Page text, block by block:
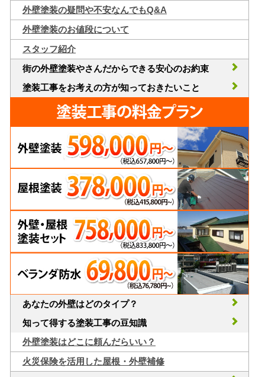
外壁塗装の疑問や不安なんでもQ&A
外壁塗装のお値段について
スタッフ紹介
街の外壁塗装やさんだからできる安心のお約束
塗装工事をお考えの方が知っておきたいこと
あなたの外壁はどのタイプ？
知って得する塗装工事の豆知識
外壁塗装はどこに頼んだらいい？
火災保険を活用した屋根・外壁補修